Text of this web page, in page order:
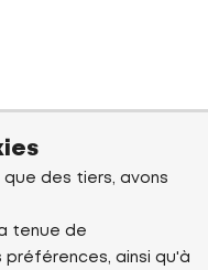
que des tiers, avons
tenue de
ainsi qu'à